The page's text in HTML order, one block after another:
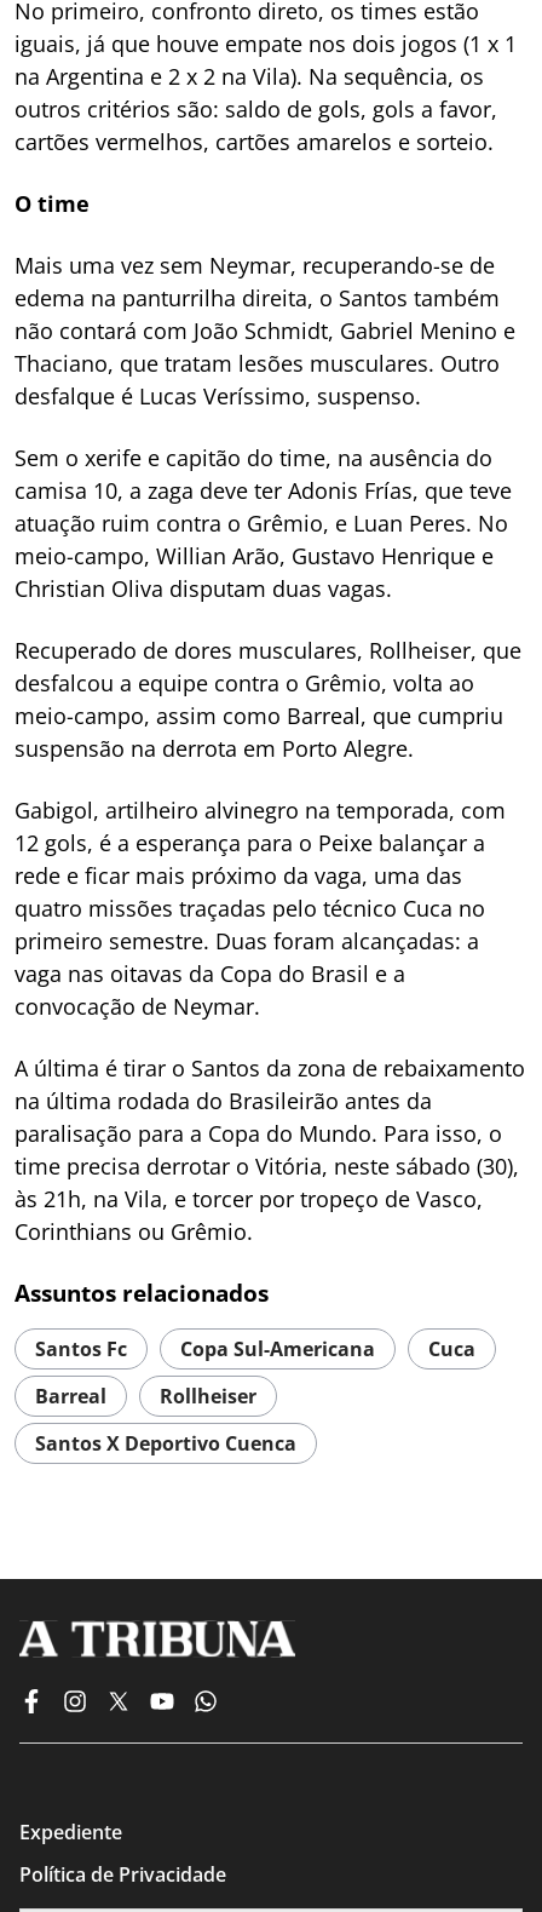
No primeiro, confronto direto, os times estão
iguais, já que houve empate nos dois jogos (1 x 1
na Argentina e 2 x 2 na Vila). Na sequência, os
outros critérios são: saldo de gols, gols a favor,
cartões vermelhos, cartões amarelos e sorteio.
O time
Mais uma vez sem Neymar, recuperando-se de
edema na panturrilha direita, o Santos também
não contará com João Schmidt, Gabriel Menino e
Thaciano, que tratam lesões musculares. Outro
desfalque é Lucas Veríssimo, suspenso.
Sem o xerife e capitão do time, na ausência do
camisa 10, a zaga deve ter Adonis Frías, que teve
atuação ruim contra o Grêmio, e Luan Peres. No
meio-campo, Willian Arão, Gustavo Henrique e
Christian Oliva disputam duas vagas.
Recuperado de dores musculares, Rollheiser, que
desfalcou a equipe contra o Grêmio, volta ao
meio-campo, assim como Barreal, que cumpriu
suspensão na derrota em Porto Alegre.
Gabigol, artilheiro alvinegro na temporada, com
12 gols, é a esperança para o Peixe balançar a
rede e ficar mais próximo da vaga, uma das
quatro missões traçadas pelo técnico Cuca no
primeiro semestre. Duas foram alcançadas: a
vaga nas oitavas da Copa do Brasil e a
convocação de Neymar.
A última é tirar o Santos da zona de rebaixamento
na última rodada do Brasileirão antes da
paralisação para a Copa do Mundo. Para isso, o
time precisa derrotar o Vitória, neste sábado (30),
às 21h, na Vila, e torcer por tropeço de Vasco,
Corinthians ou Grêmio.
Assuntos relacionados
Santos Fc Copa Sul-Americana
Cuca
Barreal
Rollheiser
Santos X Deportivo Cuenca
Expediente
Política de Privacidade